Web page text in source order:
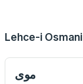
Lehce-i
موی